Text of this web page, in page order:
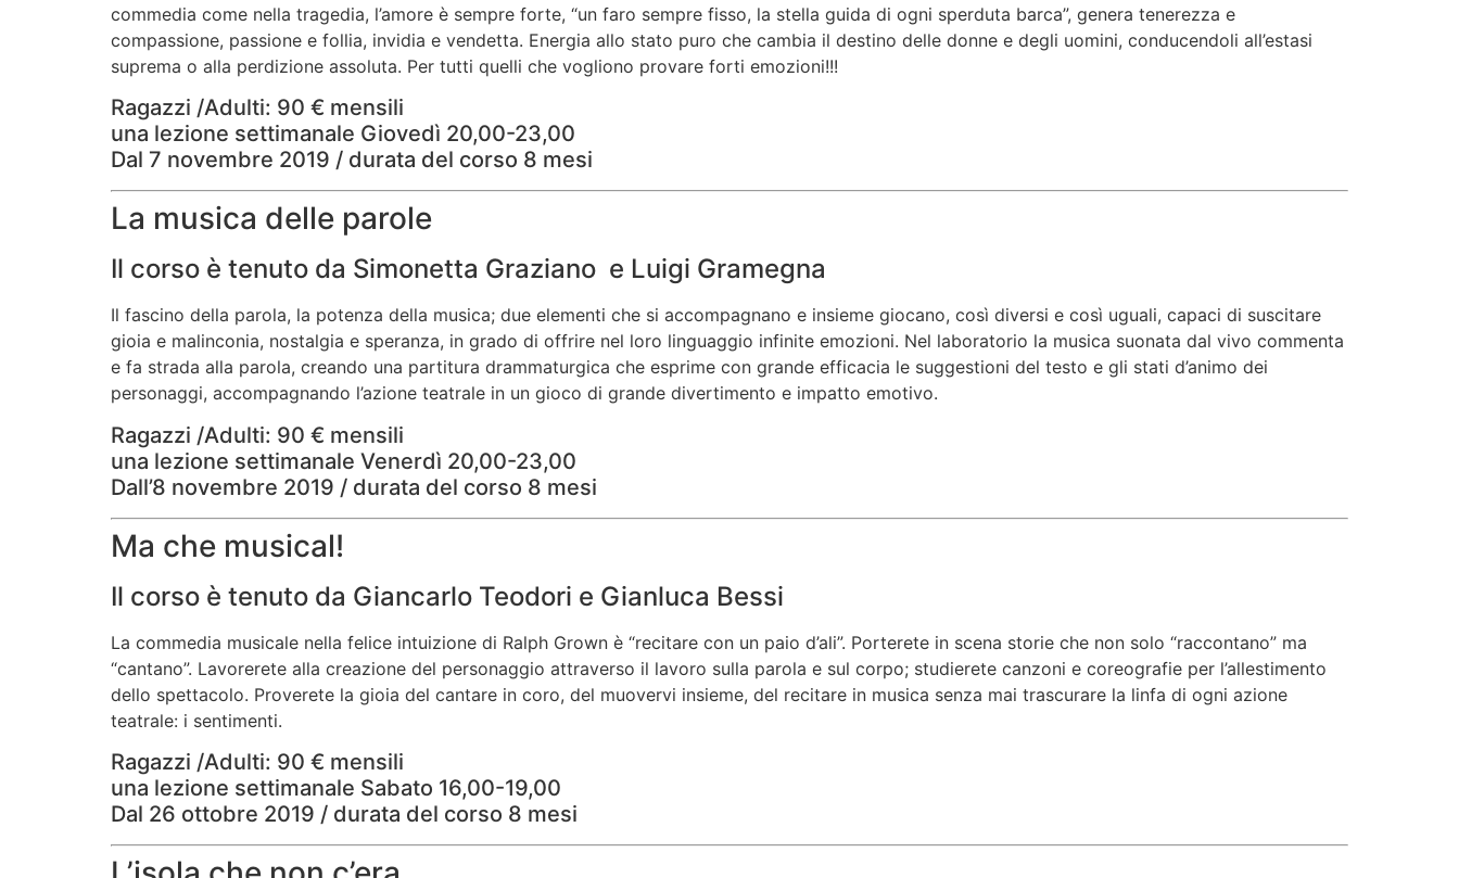
commedia come nella tragedia, l’amore è sempre forte, “un faro sempre fisso, la stella guida di ogni sperduta barca”, genera tenerezza e
compassione, passione e follia, invidia e vendetta. Energia allo stato puro che cambia il destino delle donne e degli uomini, conducendoli all’estasi
suprema o alla perdizione assoluta. Per tutti quelli che vogliono provare forti emozioni!!!
Ragazzi /Adulti: 90 € mensili
una lezione settimanale Giovedì 20,00-23,00
Dal 7 novembre 2019 / durata del corso 8 mesi
La musica delle parole
Il corso è tenuto da Simonetta Graziano e Luigi Gramegna
Il fascino della parola, la potenza della musica; due elementi che si accompagnano e insieme giocano, così diversi e così uguali, capaci di suscitare
gioia e malinconia, nostalgia e speranza, in grado di offrire nel loro linguaggio infinite emozioni. Nel laboratorio la musica suonata dal vivo commenta
e fa strada alla parola, creando una partitura drammaturgica che esprime con grande efficacia le suggestioni del testo e gli stati d’animo dei
personaggi, accompagnando l’azione teatrale in un gioco di grande divertimento e impatto emotivo.
Ragazzi /Adulti: 90 € mensili
una lezione settimanale Venerdì 20,00-23,00
Dall’8 novembre 2019 / durata del corso 8 mesi
Ma che musical!
Il corso è tenuto da Giancarlo Teodori e Gianluca Bessi
La commedia musicale nella felice intuizione di Ralph Grown è “recitare con un paio d’ali”. Porterete in scena storie che non solo “raccontano” ma
“cantano”. Lavorerete alla creazione del personaggio attraverso il lavoro sulla parola e sul corpo; studierete canzoni e coreografie per l’allestimento
dello spettacolo. Proverete la gioia del cantare in coro, del muovervi insieme, del recitare in musica senza mai trascurare la linfa di ogni azione
teatrale: i sentimenti.
Ragazzi /Adulti: 90 € mensili
una lezione settimanale Sabato 16,00-19,00
Dal 26 ottobre 2019 / durata del corso 8 mesi